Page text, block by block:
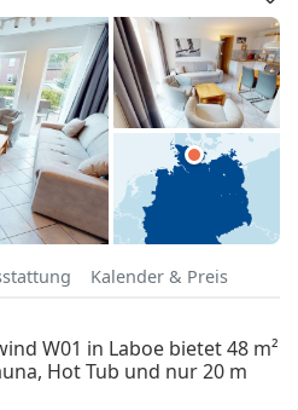
Kalender & Preis
W01 in Laboe bietet 48 m²
Hot Tub und nur 20 m